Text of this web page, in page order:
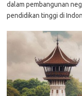
dalam pembangunan
pendidikan tinggi di